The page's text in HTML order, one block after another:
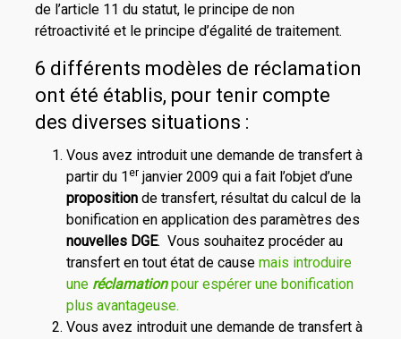
de l’article 11 du statut, le principe de non
rétroactivité et le principe d’égalité de traitement.
6 différents modèles de réclamation
ont été établis, pour tenir compte
des diverses situations :
Vous avez introduit une demande de transfert à
partir du 1erjanvier 2009 qui a fait l’objet d’une
propositionde transfert, résultat du calcul de la
bonification en application des paramètres des
nouvelles DGE. Vous souhaitez procéder au
transfert en tout état de cause mais introduire
une réclamation pour espérer une bonification
plus avantageuse.
Vous avez introduit une demande de transfert à